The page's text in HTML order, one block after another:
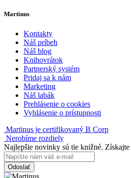
Martinus
Kontakty
Náš príbeh
Náš blog
Knihovrátok
Partnerský systém
Pridaj sa k nám
Marketing
Náš labák
Prehlásenie o cookies
Vyhlásenie o prístupnosti
Martinus je certifikovaný B Corp
Nerobíme rozdiely
Najlepšie novinky sú tie knižné.
Odoslať